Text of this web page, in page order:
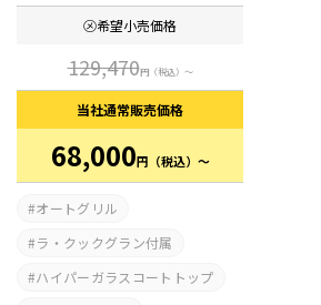
㋱希望小売価格
129,470円（税込）～
当社通常販売価格
68,000円 （税込）～
オートグリル
ラ・クックグラン付属
ハイパーガラスコートトップ